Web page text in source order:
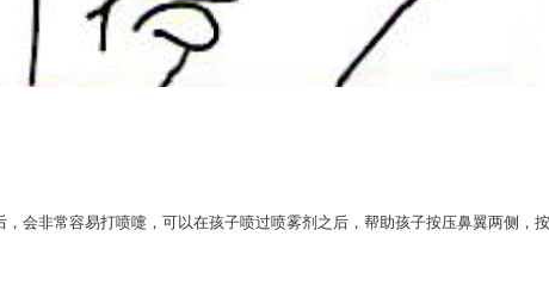
会非常容易打喷嚏，可以在孩子喷过喷雾剂之后，帮助孩子按压鼻翼两侧，